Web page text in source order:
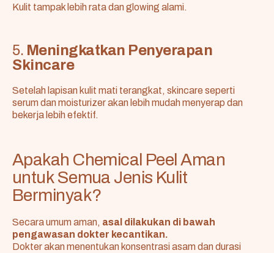
Kulit tampak lebih rata dan glowing alami.
5. Meningkatkan Penyerapan
Skincare
Setelah lapisan kulit mati terangkat, skincare seperti
serum dan moisturizer akan lebih mudah menyerap dan
bekerja lebih efektif.
Apakah Chemical Peel Aman
untuk Semua Jenis Kulit
Berminyak?
Secara umum aman, asal dilakukan di bawah
pengawasan dokter kecantikan.
Dokter akan menentukan konsentrasi asam dan durasi